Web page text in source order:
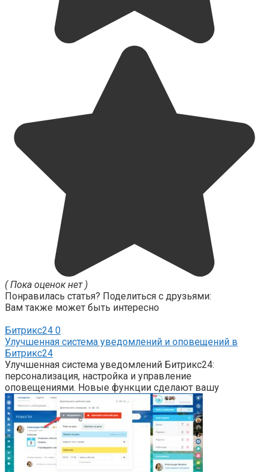
( Пока оценок нет )
Понравилась статья? Поделиться с друзьями:
Вам также может быть интересно
Битрикс24 0
Улучшенная система уведомлений и оповещений в
Битрикс24
Улучшенная система уведомлений Битрикс24:
персонализация, настройка и управление
оповещениями. Новые функции сделают вашу